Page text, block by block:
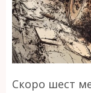
Скоро шест